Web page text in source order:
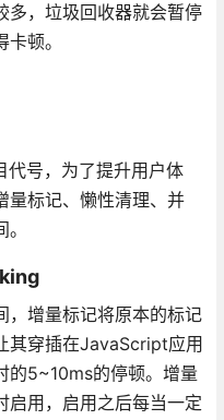
多，垃圾回收器就会暂停
顿。
号，为了提升用户体
量标记、懒性清理、并
，增量标记将原本的标记
其穿插在JavaScript应用
的5~10ms的停顿。增量
启用，启用之后每当一定